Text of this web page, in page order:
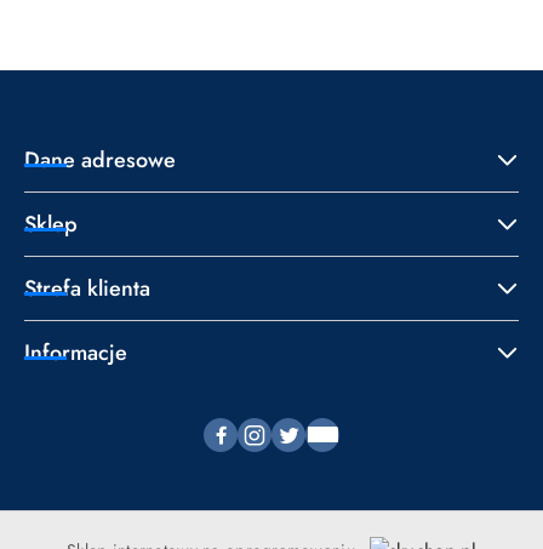
Dane adresowe
Sklep
Strefa klienta
Informacje